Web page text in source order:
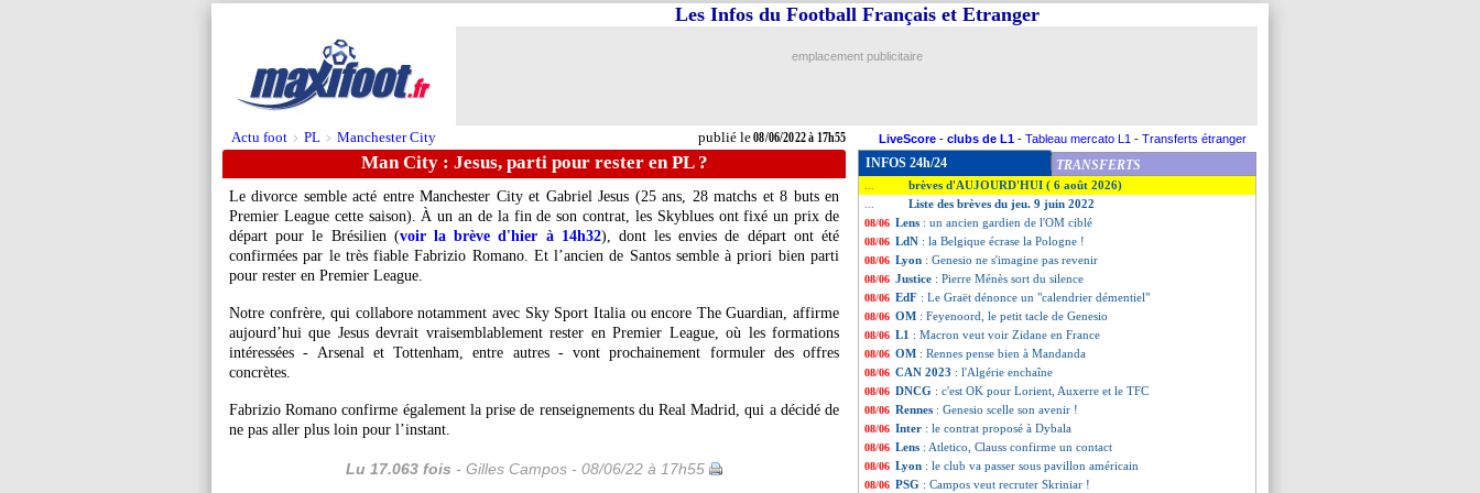
Actu foot > PL > Manchester City publié le08/06/2022 à 17h55
Les Infos du Football Français et Etranger
emplacement publicitaire
LiveScore - clubs de L1 - Tableau mercato L1 - Transferts étranger
Man City : Jesus, parti pour rester en PL ?
Le divorce semble acté entre Manchester City et Gabriel Jesus (25 ans, 28 matchs et 8 buts en
Premier League cette saison). À un an de la fin de son contrat, les Skyblues ont fixé un prix de
départ pour le Brésilien (voir la brève d'hier à 14h32), dont les envies de départ ont été
confirmées par le très fiable Fabrizio Romano. Et l’ancien de Santos semble à priori bien parti
pour rester en Premier League.
Notre confrère, qui collabore notamment avec Sky Sport Italia ou encore The Guardian, affirme
aujourd’hui que Jesus devrait vraisemblablement rester en Premier League, où les formations
intéressées - Arsenal et Tottenham, entre autres - vont prochainement formuler des offres
concrètes.
Fabrizio Romano confirme également la prise de renseignements du Real Madrid, qui a décidé de
ne pas aller plus loin pour l’instant.
Lu 17.063 fois - Gilles Campos - 08/06/22 à 17h55
INFOS 24h/24 TRANSFERTS
brèves d'AUJOURD'HUI ( 6 août 2026)
Liste des brèves du jeu. 9 juin 2022
08/06 Lens : un ancien gardien de l'OM ciblé
08/06 LdN : la Belgique écrase la Pologne !
08/06 Lyon : Genesio ne s'imagine pas revenir
08/06 Justice : Pierre Ménès sort du silence
08/06 EdF : Le Graët dénonce un "calendrier démentiel"
08/06 OM : Feyenoord, le petit tacle de Genesio
08/06 L1 : Macron veut voir Zidane en France
08/06 OM : Rennes pense bien à Mandanda
08/06 CAN 2023 : l'Algérie enchaîne
08/06 DNCG : c'est OK pour Lorient, Auxerre et le TFC
08/06 Rennes : Genesio scelle son avenir !
08/06 Inter : le contrat proposé à Dybala
08/06 Lens : Atletico, Clauss confirme un contact
08/06 Lyon : le club va passer sous pavillon américain
08/06 PSG : Campos veut recruter Skriniar !